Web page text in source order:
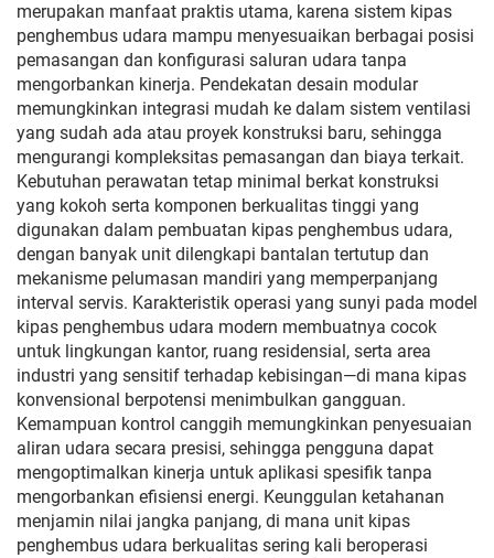
merupakan manfaat praktis utama, karena sistem kipas
penghembus udara mampu menyesuaikan berbagai posisi
pemasangan dan konfigurasi saluran udara tanpa
mengorbankan kinerja. Pendekatan desain modular
memungkinkan integrasi mudah ke dalam sistem ventilasi
yang sudah ada atau proyek konstruksi baru, sehingga
mengurangi kompleksitas pemasangan dan biaya terkait.
Kebutuhan perawatan tetap minimal berkat konstruksi
yang kokoh serta komponen berkualitas tinggi yang
digunakan dalam pembuatan kipas penghembus udara,
dengan banyak unit dilengkapi bantalan tertutup dan
mekanisme pelumasan mandiri yang memperpanjang
interval servis. Karakteristik operasi yang sunyi pada model
kipas penghembus udara modern membuatnya cocok
untuk lingkungan kantor, ruang residensial, serta area
industri yang sensitif terhadap kebisingan—di mana kipas
konvensional berpotensi menimbulkan gangguan.
Kemampuan kontrol canggih memungkinkan penyesuaian
aliran udara secara presisi, sehingga pengguna dapat
mengoptimalkan kinerja untuk aplikasi spesifik tanpa
mengorbankan efisiensi energi. Keunggulan ketahanan
menjamin nilai jangka panjang, di mana unit kipas
penghembus udara berkualitas sering kali beroperasi